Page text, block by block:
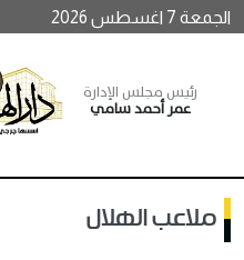
الجمعة 7 اغسطس 2026
رئيس مجلس الإدارة
عمر أحمد سامي
ملاعب الهلال